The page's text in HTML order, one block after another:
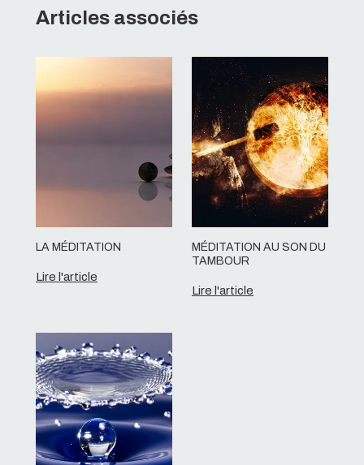
Articles associés
LA MÉDITATION
Lire l'article
MÉDITATION AU SON DU
TAMBOUR
Lire l'article